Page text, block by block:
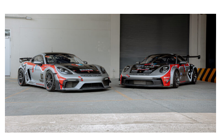
Map
Contact
About Us